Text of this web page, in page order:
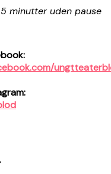
minutter uden pause